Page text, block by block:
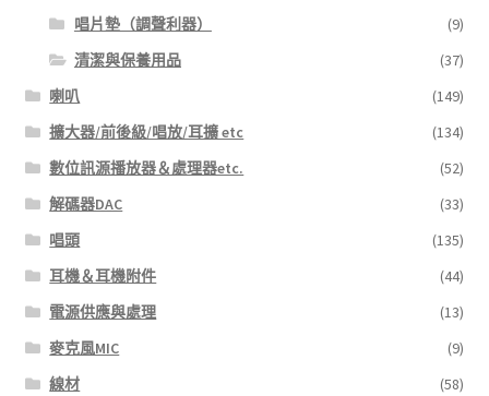
唱片墊（調聲利器）
(9)
清潔與保養用品
(37)
喇叭
(149)
擴大器/前後級/唱放/耳擴 etc
(134)
數位訊源播放器＆處理器etc.
(52)
解碼器DAC
(33)
唱頭
(135)
耳機＆耳機附件
(44)
電源供應與處理
(13)
麥克風MIC
(9)
線材
(58)